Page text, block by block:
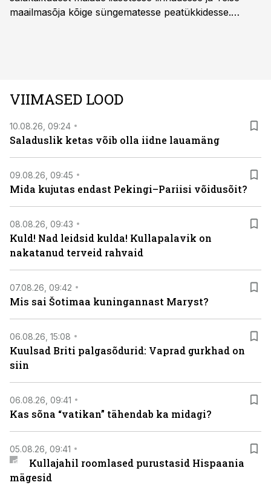
maailmasõja kõige süngematesse peatükkidesse.
viasathistory.eu/ee
VIIMASED LOOD
10.08.26, 09:24
Saladuslik ketas võib olla iidne lauamäng
09.08.26, 09:45
Mida kujutas endast Pekingi–Pariisi võidusõit?
08.08.26, 09:43
Kuld! Nad leidsid kulda! Kullapalavik on
nakatanud terveid rahvaid
07.08.26, 09:42
Mis sai Šotimaa kuningannast Maryst?
06.08.26, 15:08
Kuulsad Briti palgasõdurid: Vaprad gurkhad on
siin
06.08.26, 09:41
Kas sõna “vatikan” tähendab ka midagi?
05.08.26, 09:41
Kullajahil roomlased purustasid Hispaania
mägesid